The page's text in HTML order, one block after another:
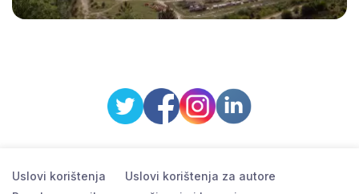
Uslovi korištenja
Uslovi korištenja za autore